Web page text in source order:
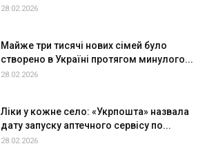
28.02.2026
Майже три тисячі нових сімей було
створено в Україні протягом минулого...
28.02.2026
Ліки у кожне село: «Укрпошта» назвала
дату запуску аптечного сервісу по...
28.02.2026